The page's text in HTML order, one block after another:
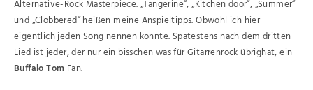
Alternative-Rock Masterpiece. „Tangerine“, „Kitchen door“, „Summer“
und „Clobbered“ heißen meine Anspieltipps. Obwohl ich hier
eigentlich jeden Song nennen könnte. Spätestens nach dem dritten
Lied ist jeder, der nur ein bisschen was für Gitarrenrock übrighat, ein
Buffalo Tom Fan.